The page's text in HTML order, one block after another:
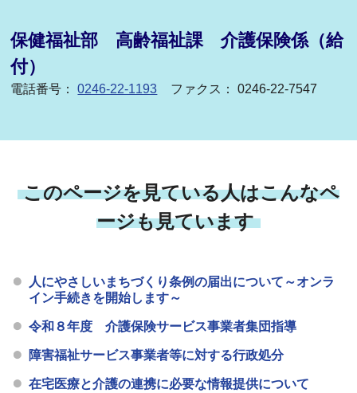
保健福祉部 高齢福祉課 介護保険係（給
付）
電話番号：0246-22-1193 ファクス： 0246-22-7547
このページを見ている人はこんなペ
ージも見ています
人にやさしいまちづくり条例の届出について～オンラ
イン手続きを開始します～
令和８年度 介護保険サービス事業者集団指導
障害福祉サービス事業者等に対する行政処分
在宅医療と介護の連携に必要な情報提供について